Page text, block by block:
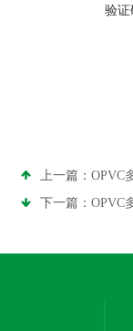
验证
上一篇： OPVC
下一篇： OPVC